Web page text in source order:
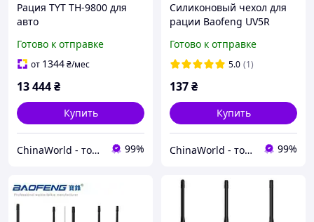
Рация TYT TH-9800 для
авто
Готово к отправке
от 1344₴/мес
13 444₴
Купить
ChinaWorld - товары высокого качества! 99%
Силиконовый чехол для
рации Baofeng UV5R
Готово к отправке
5.0 (1)
137₴
Купить
ChinaWorld - товары высокого качества! 99%